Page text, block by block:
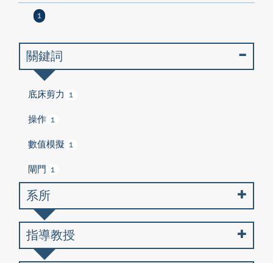
1
關鍵詞
底床剪力 1
操作 1
數值模擬 1
閘門 1
系所
指導教授